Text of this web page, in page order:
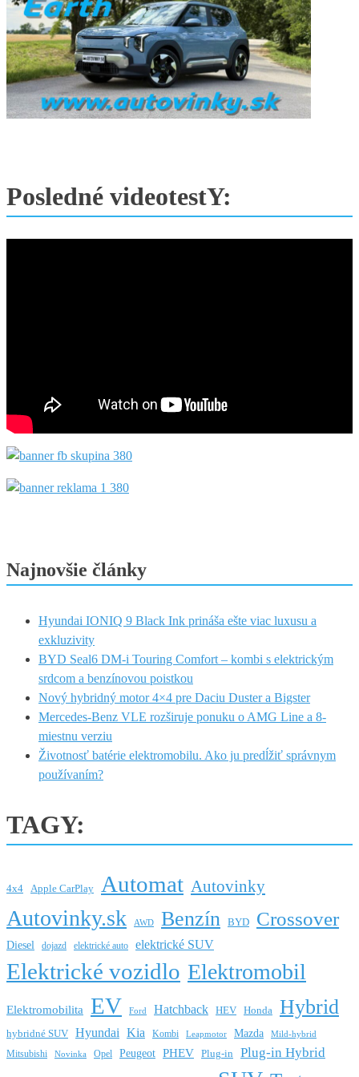
Posledné videotestY:
Najnovšie články
Hyundai IONIQ 9 Black Ink prináša ešte viac luxusu a
exkluzivity
BYD Seal6 DM-i Touring Comfort – kombi s elektrickým
srdcom a benzínovou poistkou
Nový hybridný motor 4×4 pre Daciu Duster a Bigster
Mercedes-Benz VLE rozširuje ponuku o AMG Line a 8-
miestnu verziu
Životnosť batérie elektromobilu. Ako ju predĺžiť správnym
používaním?
TAGY:
4x4 Apple CarPlay Automat Autovinky
Autovinky.sk AWD Benzín BYD Crossover
Diesel dojazd elektrické auto elektrické SUV
Elektrické vozidlo Elektromobil
Elektromobilita EV Ford Hatchback HEV Honda Hybrid
hybridné SUV Hyundai Kia Kombi Leapmotor Mazda Mild-hybrid
Mitsubishi Novinka Opel Peugeot PHEV Plug-in Plug-in Hybrid